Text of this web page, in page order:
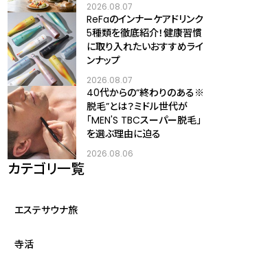
2026.08.07
ReFaのインナーケアドリンク
5種類を徹底紹介！健康習慣
に取り入れたいおすすめライ
ンナップ
2026.08.07
40代からの“終わりのある※
脱毛”とは？ミドル世代が
「MEN'S TBCスーパー脱毛」
を選ぶ理由に迫る
2026.08.06
カテゴリ一覧
エステサウナ旅
寺活